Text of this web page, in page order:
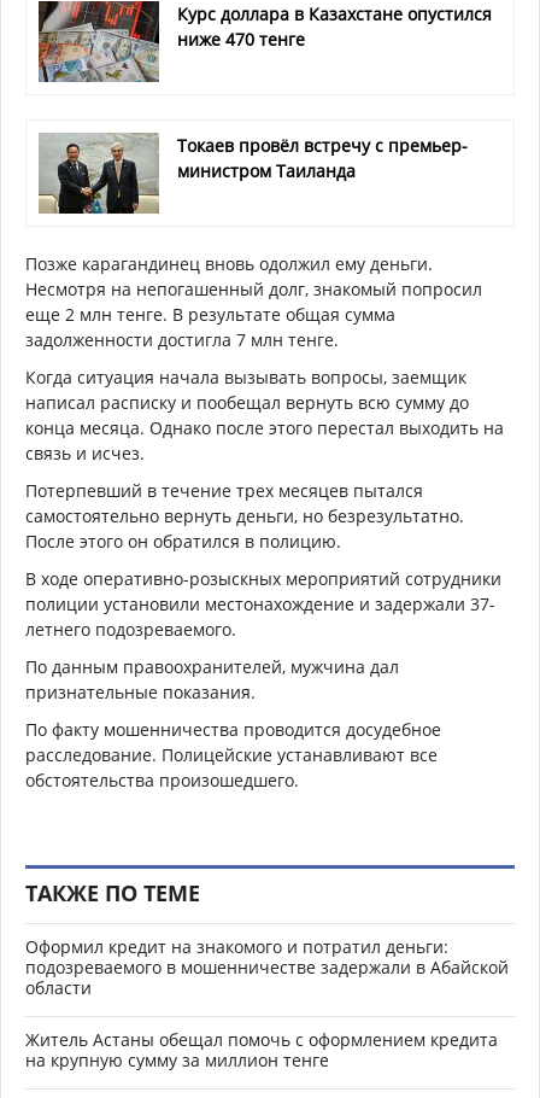
Курс доллара в Казахстане опустился
ниже 470 тенге
Токаев провёл встречу с премьер-
министром Таиланда
Позже карагандинец вновь одолжил ему деньги.
Несмотря на непогашенный долг, знакомый попросил
еще 2 млн тенге. В результате общая сумма
задолженности достигла 7 млн тенге.
Когда ситуация начала вызывать вопросы, заемщик
написал расписку и пообещал вернуть всю сумму до
конца месяца. Однако после этого перестал выходить на
связь и исчез.
Потерпевший в течение трех месяцев пытался
самостоятельно вернуть деньги, но безрезультатно.
После этого он обратился в полицию.
В ходе оперативно-розыскных мероприятий сотрудники
полиции установили местонахождение и задержали 37-
летнего подозреваемого.
По данным правоохранителей, мужчина дал
признательные показания.
По факту мошенничества проводится досудебное
расследование. Полицейские устанавливают все
обстоятельства произошедшего.
ТАКЖЕ ПО ТЕМЕ
Оформил кредит на знакомого и потратил деньги:
подозреваемого в мошенничестве задержали в Абайской
области
Житель Астаны обещал помочь с оформлением кредита
на крупную сумму за миллион тенге